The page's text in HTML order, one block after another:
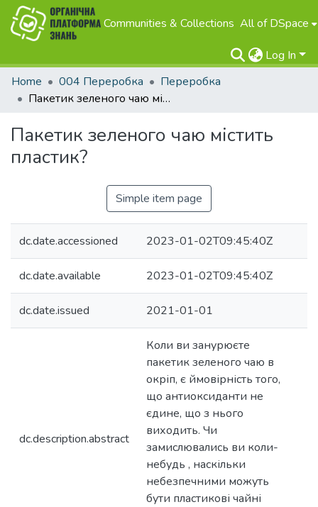
Communities & Collections All of DSpace
Log In
Home
004 Переробка
Переробка
Пакетик зеленого чаю містить пластик?
Пакетик зеленого чаю містить
пластик?
Simple item page
dc.date.accessioned 2023-01-02T09:45:40Z
dc.date.available 2023-01-02T09:45:40Z
dc.date.issued 2021-01-01
dc.description.abstract
Коли ви занурюєте
пакетик зеленого чаю в
окріп, є ймовірність того,
що антиоксиданти не
єдине, що з нього
виходить. Чи
замислювались ви коли-
небудь , наскільки
небезпечними можуть
бути пластикові чайні